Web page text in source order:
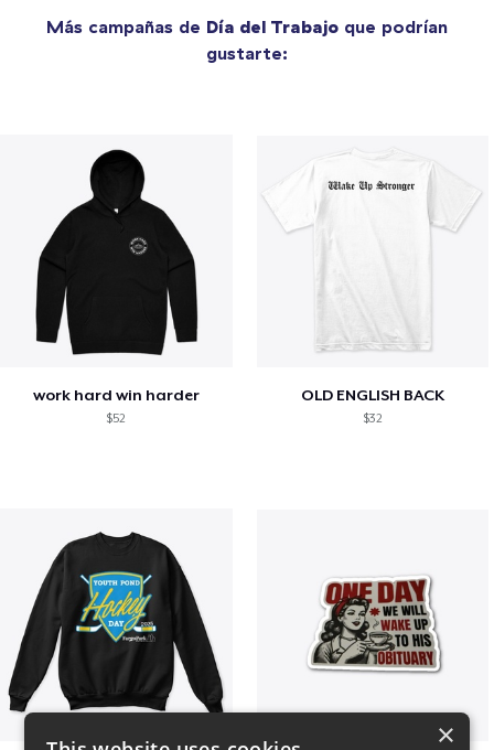
Más campañas de Día del Trabajo que podrían
gustarte:
work hard win harder
$52
OLD ENGLISH BACK
$32
×